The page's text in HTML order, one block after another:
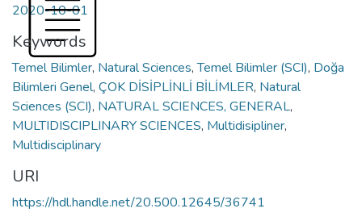
2020-10-01
Keywords
Temel Bilimler, Natural Sciences,Temel Bilimler (SCI), Doğa
Bilimleri Genel, ÇOK DİSİPLİNLİ BİLİMLER, Natural
Sciences (SCI), NATURAL SCIENCES, GENERAL,
MULTIDISCIPLINARY SCIENCES, Multidisipliner,
Multidisciplinary
URI
https://hdl.handle.net/20.500.12645/36741